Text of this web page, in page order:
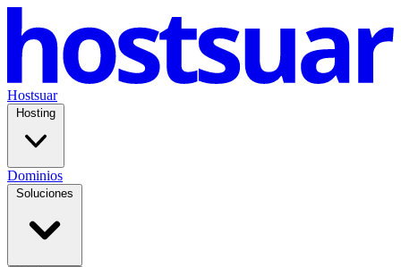
Hostsuar
Hosting
Dominios
Soluciones